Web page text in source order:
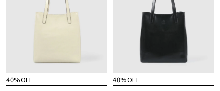
40%OFF
40%OFF